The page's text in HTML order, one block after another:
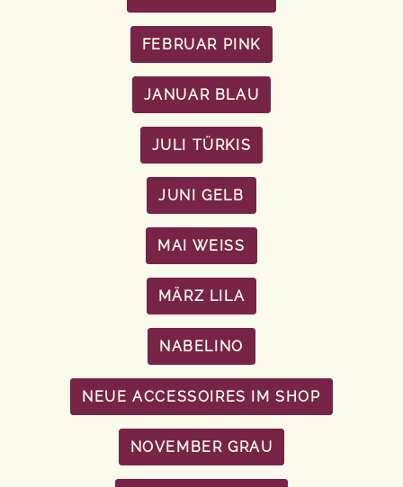
FEBRUAR PINK
JANUAR BLAU
JULI TÜRKIS
JUNI GELB
MAI WEISS
MÄRZ LILA
NABELINO
NEUE ACCESSOIRES IM SHOP
NOVEMBER GRAU